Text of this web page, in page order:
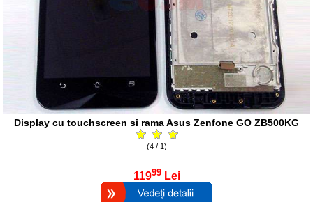
Display cu touchscreen si rama Asus Zenfone GO ZB500KG
(4 / 1)
11999 Lei